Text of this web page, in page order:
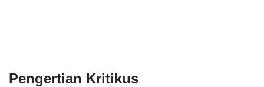
Pengertian Kritikus